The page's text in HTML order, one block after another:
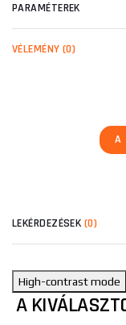
PARAMÉTEREK
VÉLEMÉNY (0)
A
LEKÉRDEZÉSEK (0)
High-contrast mode
A